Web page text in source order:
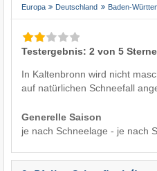
Europa Deutschland Baden-
Testergebnis: 2 von 5
In Kaltenbronn wird nicht
auf natürlichen Schneefall
Generelle Saison
je nach Schneelage - je nach